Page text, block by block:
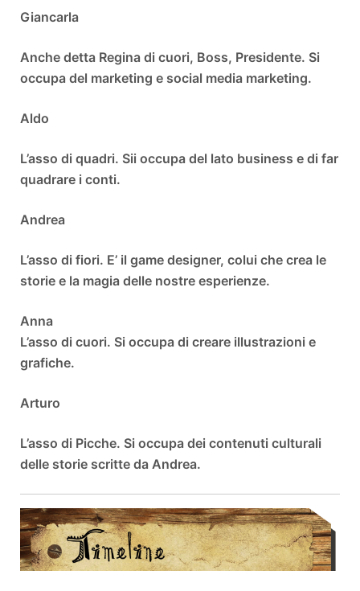
Giancarla
Anche detta Regina di cuori, Boss, Presidente. Si
occupa del marketing e social media marketing.
Aldo
L’asso di quadri. Sii occupa del lato business e di far
quadrare i conti.
Andrea
L’asso di fiori. E’ il game designer, colui che crea le
storie e la magia delle nostre esperienze.
Anna
L’asso di cuori. Si occupa di creare illustrazioni e
grafiche.
Arturo
L’asso di Picche. Si occupa dei contenuti culturali
delle storie scritte da Andrea.